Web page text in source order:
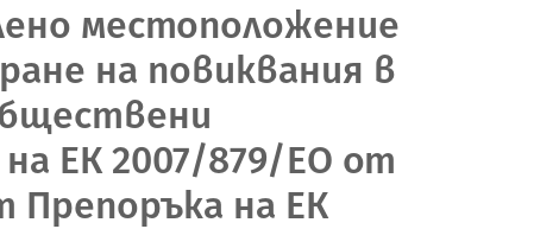
местоположение
на повиквания в
ЕК 2007/879/ЕО от
Препоръка на ЕК